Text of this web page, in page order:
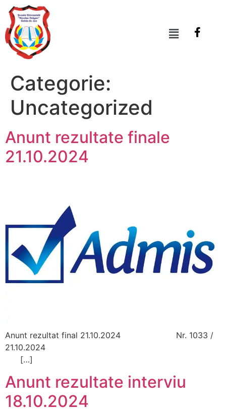
conținut
Categorie:
Uncategorized
Anunt rezultate finale
21.10.2024
Anunt rezultat final 21.10.2024 Nr. 1033 /
21.10.2024
[…]
Anunt rezultate interviu
18.10.2024